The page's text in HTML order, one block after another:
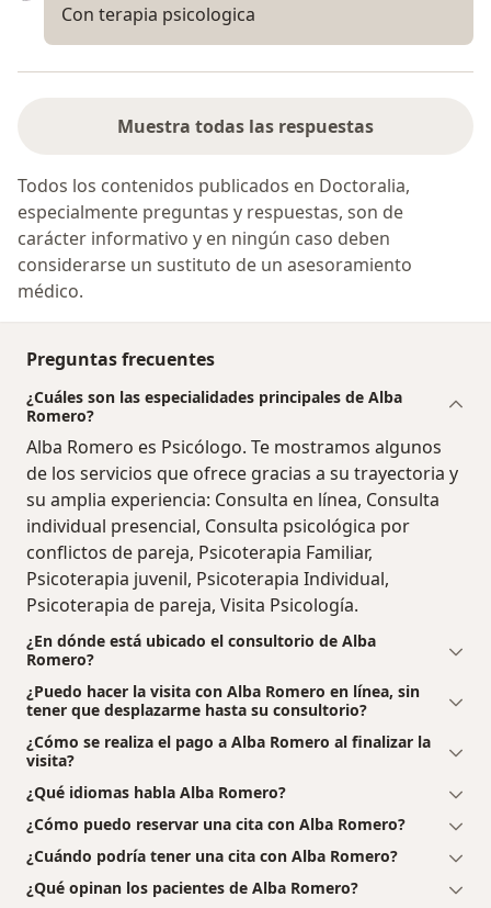
Con terapia psicologica
Muestra todas las respuestas
Todos los contenidos publicados en Doctoralia,
especialmente preguntas y respuestas, son de
carácter informativo y en ningún caso deben
considerarse un sustituto de un asesoramiento
médico.
Preguntas frecuentes
¿Cuáles son las especialidades principales de Alba
Romero?
Alba Romero es Psicólogo. Te mostramos algunos
de los servicios que ofrece gracias a su trayectoria y
su amplia experiencia: Consulta en línea, Consulta
individual presencial, Consulta psicológica por
conflictos de pareja, Psicoterapia Familiar,
Psicoterapia juvenil, Psicoterapia Individual,
Psicoterapia de pareja, Visita Psicología.
¿En dónde está ubicado el consultorio de Alba
Romero?
¿Puedo hacer la visita con Alba Romero en línea, sin
tener que desplazarme hasta su consultorio?
¿Cómo se realiza el pago a Alba Romero al finalizar la
visita?
¿Qué idiomas habla Alba Romero?
¿Cómo puedo reservar una cita con Alba Romero?
¿Cuándo podría tener una cita con Alba Romero?
¿Qué opinan los pacientes de Alba Romero?